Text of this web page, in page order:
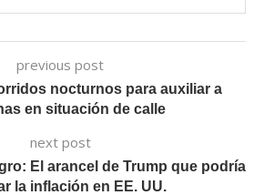
previous post
nocturnos para auxiliar a
en situación de calle
next post
El arancel de Trump que podría
la inflación en EE. UU.